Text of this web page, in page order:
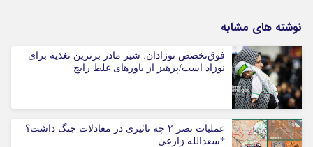
نوشته های مشابه
فوق‌تخصص نوزادان: شیر مادر برترین تغذیه برای
نوزاد است/پرهیز از باورهای غلط رایج
عملیات نصر ۲ چه تاثیری در معادلات جنگ داشت؟
*سعدالله زارعی